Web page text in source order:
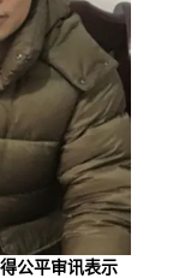
公平审讯表示